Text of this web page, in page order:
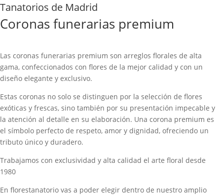
Tanatorios de Madrid
Coronas funerarias premium
Las coronas funerarias premium son arreglos florales de alta
gama, confeccionados con flores de la mejor calidad y con un
diseño elegante y exclusivo.
Estas coronas no solo se distinguen por la selección de flores
exóticas y frescas, sino también por su presentación impecable y
la atención al detalle en su elaboración. Una corona premium es
el símbolo perfecto de respeto, amor y dignidad, ofreciendo un
tributo único y duradero.
Trabajamos con exclusividad y alta calidad el arte floral desde
1980
En florestanatorio vas a poder elegir dentro de nuestro amplio